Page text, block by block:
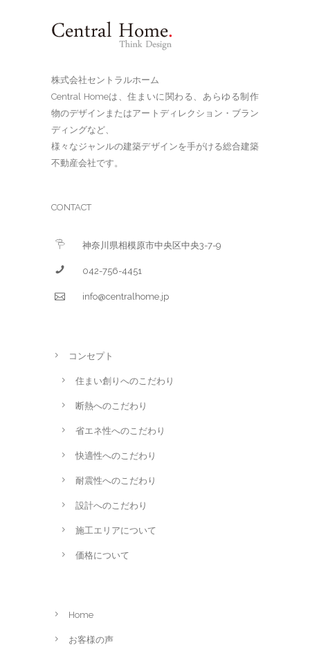
株式会社セントラルホーム
Central Homeは、住まいに関わる、あらゆる制作
物のデザインまたはアートディレクション・ブラン
ディングなど、
様々なジャンルの建築デザインを手がける総合建築
不動産会社です。
CONTACT
神奈川県相模原市中央区中央3-7-9
042-756-4451
info@centralhome.jp
コンセプト
住まい創りへのこだわり
断熱へのこだわり
省エネ性へのこだわり
快適性へのこだわり
耐震性へのこだわり
設計へのこだわり
施工エリアについて
価格について
Home
お客様の声